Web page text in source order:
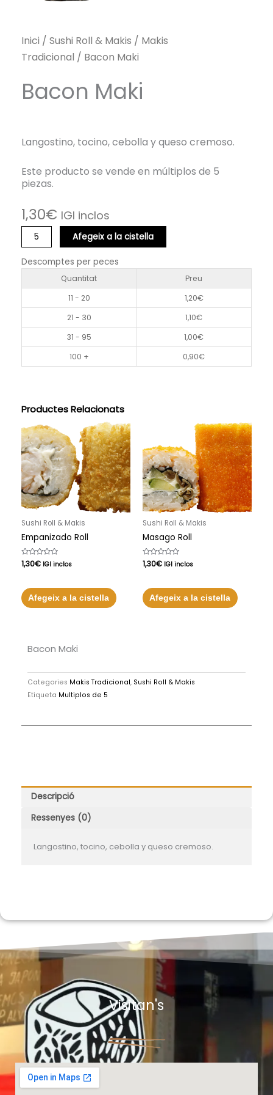
Inici / Sushi Roll & Makis / Makis
Tradicional / Bacon Maki
Bacon Maki
Langostino, tocino, cebolla y queso cremoso.
Este producto se vende en múltiplos de 5
piezas.
1,30€ IGI inclos
quantitat
de
Bacon
Maki
Afegeix a la cistella
Descomptes per peces
Quantitat
Preu
11 - 20
1,20€
21 - 30
1,10€
31 - 95
1,00€
100 +
0,90€
Productes Relacionats
Sushi Roll & Makis
Empanizado Roll
Puntuat
amb
5
1,30€ IGI inclos
Afegeix a la cistella
Sushi Roll & Makis
Masago Roll
Puntuat
amb
5
1,30€ IGI inclos
Afegeix a la cistella
Bacon Maki
Categories Makis Tradicional, Sushi Roll & Makis
Etiqueta Multiplos de 5
Descripció
Ressenyes (0)
Langostino, tocino, cebolla y queso cremoso.
Visitan's